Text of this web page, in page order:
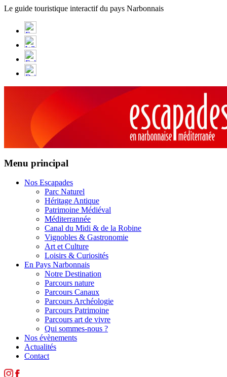
Panneau de gestion des cookies
Le guide touristique interactif du pays Narbonnais
Menu principal
Nos Escapades
Parc Naturel
Héritage Antique
Patrimoine Médiéval
Méditerrannée
Canal du Midi & de la Robine
Vignobles & Gastronomie
Art et Culture
Loisirs & Curiosités
En Pays Narbonnais
Notre Destination
Parcours nature
Parcours Canaux
Parcours Archéologie
Parcours Patrimoine
Parcours art de vivre
Qui sommes-nous ?
Nos évènements
Actualités
Contact